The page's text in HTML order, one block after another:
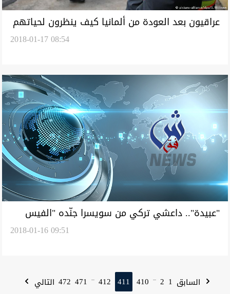
عراقيون بعد العودة من ألمانيا كيف ينظرون لحياتهم
2018-01-17 08:54
"عبيدة".. داعشي تركي من سويسرا جنّده "الفيس
بوك" واندسّ مع النازحين عند تحرير الموصل2018-01-16 09:51
السابق 1
2
...
410
411
412
...
471
472 التالي